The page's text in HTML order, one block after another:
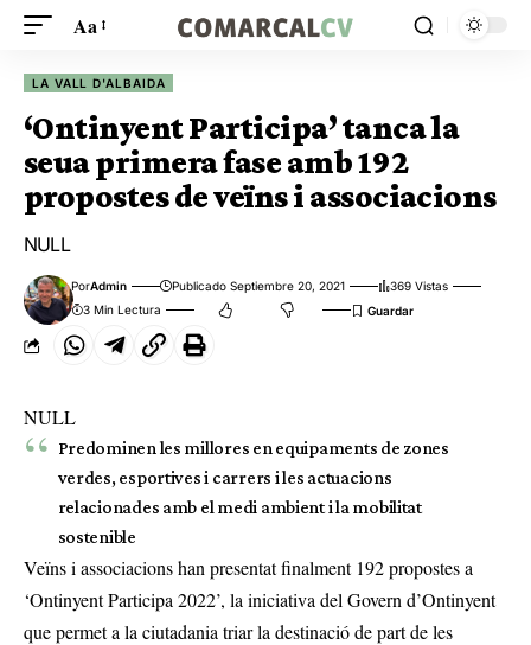
Aa
LA VALL D'ALBAIDA
‘Ontinyent Participa’ tanca la
seua primera fase amb 192
propostes de veïns i associacions
NULL
PorAdmin Publicado Septiembre 20, 2021
369 Vistas
3 Min Lectura
NULL
Predominen les millores en equipaments de zones
verdes, esportives i carrers i les actuacions
relacionades amb el medi ambient i la mobilitat
sostenible
Veïns i associacions han presentat finalment 192 propostes a
‘Ontinyent Participa 2022’, la iniciativa del Govern d’Ontinyent
que permet a la ciutadania triar la destinació de part de les